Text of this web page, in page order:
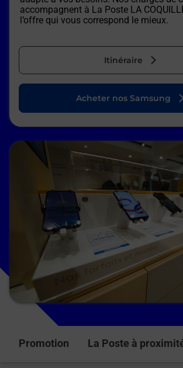
accompagnent à La Poste LA
l’offre qui vous correspond le mieux.
Itinéraire
Acheter nos Samsung
Promotion La Poste à